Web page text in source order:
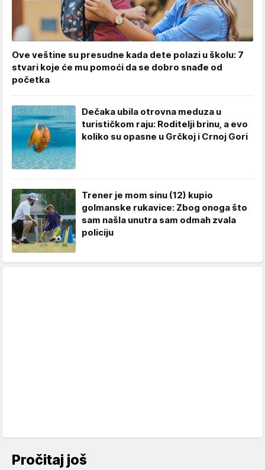
Ove veštine su presudne kada dete polazi u školu: 7
stvari koje će mu pomoći da se dobro snađe od
početka
Dečaka ubila otrovna meduza u
turističkom raju: Roditelji brinu, a evo
koliko su opasne u Grčkoj i Crnoj Gori
Trener je mom sinu (12) kupio
golmanske rukavice: Zbog onoga što
sam našla unutra sam odmah zvala
policiju
Pročitaj još